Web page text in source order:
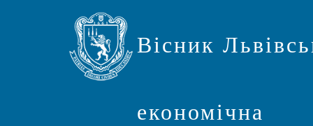
Вісник
економічна